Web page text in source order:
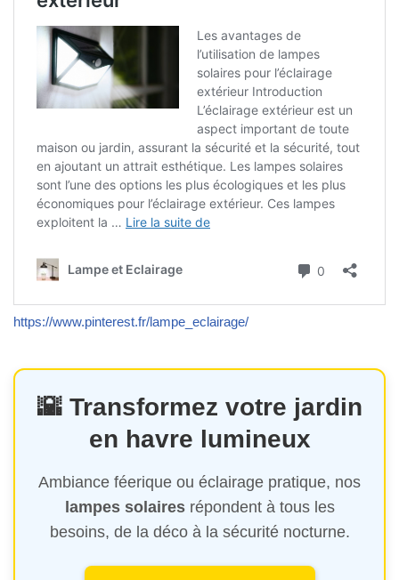
https://www.pinterest.fr/lampe_eclairage/
🌇 Transformez votre jardin
en havre lumineux
Ambiance féerique ou éclairage pratique, nos
lampes solairesrépondent à tous les
besoins, de la déco à la sécurité nocturne.